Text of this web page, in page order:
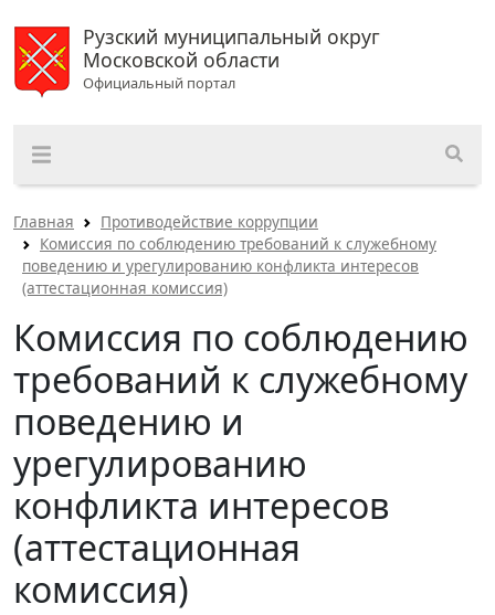
Рузский муниципальный округ
Московской области
Официальный портал
Главная
Противодействие коррупции
Комиссия по соблюдению требований к служебному
поведению и урегулированию конфликта интересов
(аттестационная комиссия)
Комиссия по соблюдению
требований к служебному
поведению и
урегулированию
конфликта интересов
(аттестационная
комиссия)